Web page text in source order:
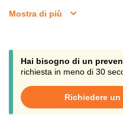
Con un messaggio
giacche pubblicitarie
garantirti un prezzo basso
clienti per una consulenza
Trovate tutte le nostre
softshell, pile o altri materiali.
Mostra di più
Hai bisogno di un
richiesta in meno di 30
Richiedere